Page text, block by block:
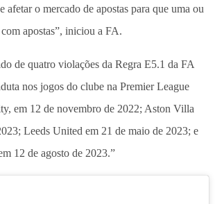
afetar o mercado de apostas para que uma ou
apostas”, iniciou a FA.
de quatro violações da Regra E5.1 da FA
nos jogos do clube na Premier League
em 12 de novembro de 2022; Aston Villa
Leeds United em 21 de maio de 2023; e
12 de agosto de 2023.”